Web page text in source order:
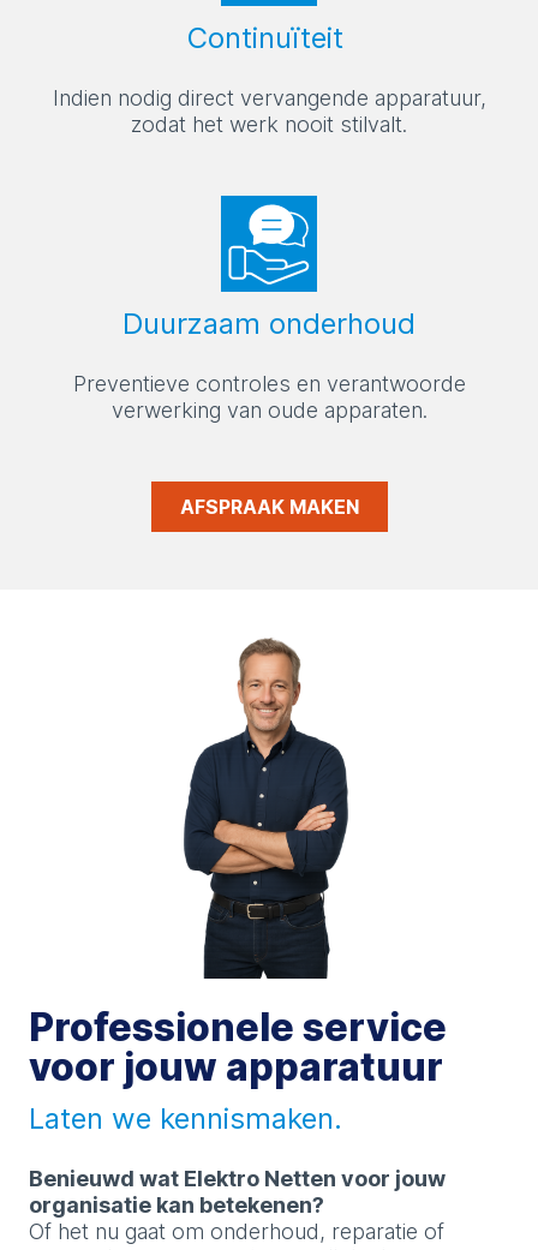
Continuïteit
Indien nodig direct vervangende apparatuur,
zodat het werk nooit stilvalt.
Duurzaam onderhoud
Preventieve controles en verantwoorde
verwerking van oude apparaten.
AFSPRAAK MAKEN
Professionele service
voor jouw apparatuur
Laten we kennismaken.
Benieuwd wat Elektro Netten voor jouw
organisatie kan betekenen?
Of het nu gaat om onderhoud, reparatie of